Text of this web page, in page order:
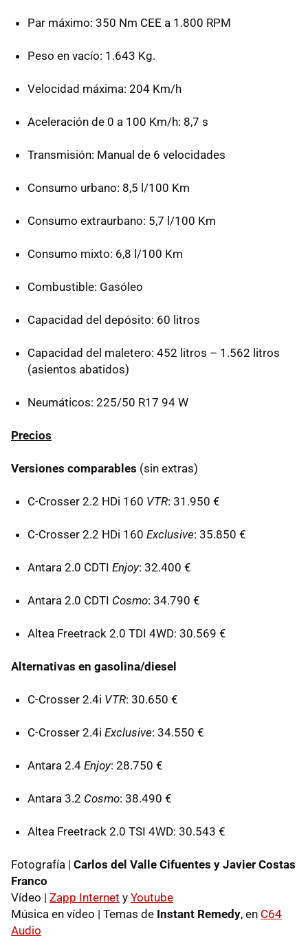
Par máximo: 350 Nm CEE a 1.800 RPM
Peso en vacío: 1.643 Kg.
Velocidad máxima: 204 Km/h
Aceleración de 0 a 100 Km/h: 8,7 s
Transmisión: Manual de 6 velocidades
Consumo urbano: 8,5 l/100 Km
Consumo extraurbano: 5,7 l/100 Km
Consumo mixto: 6,8 l/100 Km
Combustible: Gasóleo
Capacidad del depósito: 60 litros
Capacidad del maletero: 452 litros – 1.562 litros
(asientos abatidos)
Neumáticos: 225/50 R17 94 W
Precios
Versiones comparables (sin extras)
C-Crosser 2.2 HDi 160 VTR: 31.950 €
C-Crosser 2.2 HDi 160 Exclusive: 35.850 €
Antara 2.0 CDTI Enjoy: 32.400 €
Antara 2.0 CDTI Cosmo: 34.790 €
Altea Freetrack 2.0 TDI 4WD: 30.569 €
Alternativas en gasolina/diesel
C-Crosser 2.4i VTR: 30.650 €
C-Crosser 2.4i Exclusive: 34.550 €
Antara 2.4 Enjoy: 28.750 €
Antara 3.2 Cosmo: 38.490 €
Altea Freetrack 2.0 TSI 4WD: 30.543 €
Fotografía | Carlos del Valle Cifuentes y Javier Costas
Franco
Vídeo | Zapp Internet y Youtube
Música en vídeo | Temas de Instant Remedy, en C64
Audio